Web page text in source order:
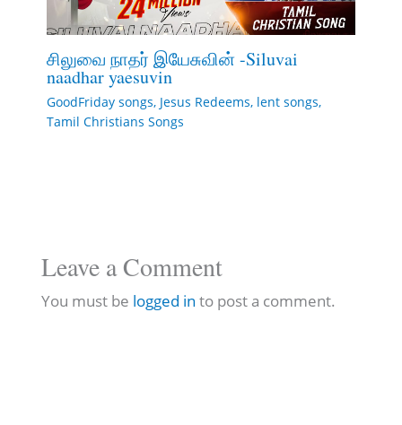
சிலுவை நாதர் இயேசுவின் -Siluvai
naadhar yaesuvin
GoodFriday songs, Jesus Redeems, lent songs,
Tamil Christians Songs
Leave a Comment
You must be logged in to post a comment.